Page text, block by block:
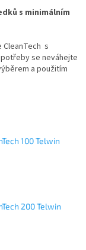
s minimálním
s
se neváhejte
a použitím
100 Telwin
200 Telwin